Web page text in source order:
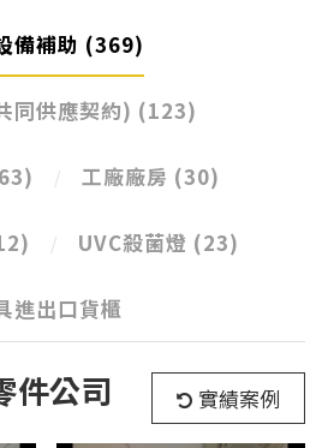
備補助 (369)
同供應契約) (123)
工廠廠房 (30)
UVC殺菌燈 (23)
進出口貨櫃
件公司 實績案例